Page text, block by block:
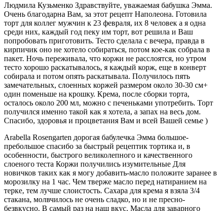
Людмила Кузьменко Здравствуйте, уважаемая бабушка Эмма.
Очень благодарна Вам, за этот рецепт Наполеона. Готовила
торт для коллег мужчин к 23 февраля, их 8 человек а я одна
среди них, каждый год пеку им торт, вот решила и Ваш
попробовать приготовить. Тесто сделала с вечера, правда в
кирпичик оно не хотело собираться, потом кое-как собрала в
пакет. Ночь переживала, что коржи не расслоятся, но утром
тесто хорошо раскатывалось, я каждый корж, еще в конверт
собирала и потом опять раскатывала. Получилось пять
замечательных, слоенных коржей размером около 30-30 см+
один поменьше на крошку. Крема, после сборки торта,
осталось около 200 мл, можно с печеньками употребить. Торт
получился именно такой как я хотела, а запах на весь дом.
Спасибо, здоровья и процветания Вам и всей Вашей семье )
Arabella Rosengarten дорогая бабулечка Эмма большое-
пребольшое спасибо за быстрый рецептик тортика и, в
особенности, быстрого великолепного и качественного
слоеного теста Коржи получились изумительные Для
новичков таких как я могу добавить-масло положите заранее в
морозилку на 1 час. Чем тверже масло перед натиранием на
терке, тем лучше слоистость. Сахара для крема я взяла 3/4
стакана, молвчилось не очень сладко, но и не пресно-
безвкусно. В самый раз на наш вкус. Масла для заварного